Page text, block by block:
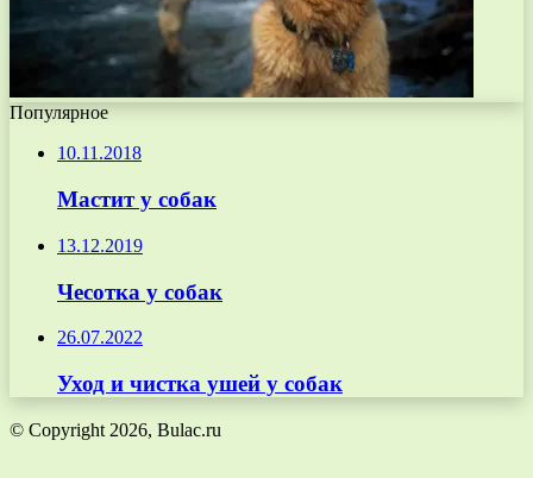
Популярное
10.11.2018
Мастит у собак
13.12.2019
Чесотка у собак
26.07.2022
Уход и чистка ушей у собак
© Copyright 2026, Bulac.ru